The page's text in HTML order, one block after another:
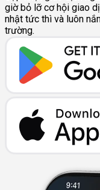
giờ bỏ lỡ cơ hội giao
nhật tức thì và luôn
trường.